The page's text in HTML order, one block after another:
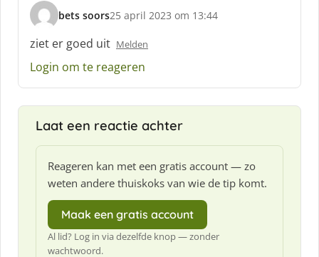
bets soors
s
h
r
25 april 2023 om 13:44
ziet er goed uit Melden
Login om te reageren
Laat een reactie achter
Reageren kan met een gratis account — zo
weten andere thuiskoks van wie de tip komt.
Maak een gratis account
Al lid? Log in via dezelfde knop — zonder
wachtwoord.